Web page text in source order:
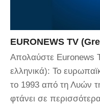
EURONEWS TV
Απολαύστε Euronews
ελληνικά): Το
το 1993 από τη Λυών
φτάνει σε